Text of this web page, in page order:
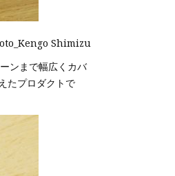
Shimizu
ンまで幅広くカバ
たプロダクトで